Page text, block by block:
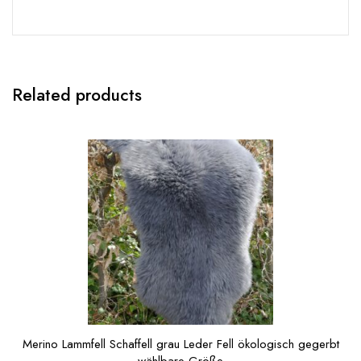
Related products
Merino Lammfell Schaffell grau Leder Fell ökologisch gegerbt